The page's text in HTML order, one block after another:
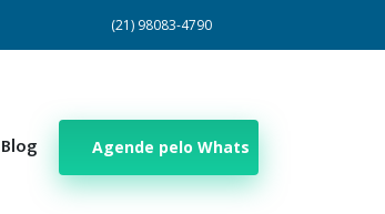
(21) 98083-4790
Blog Agende pelo Whats